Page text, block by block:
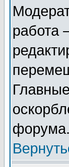
работа
форума.